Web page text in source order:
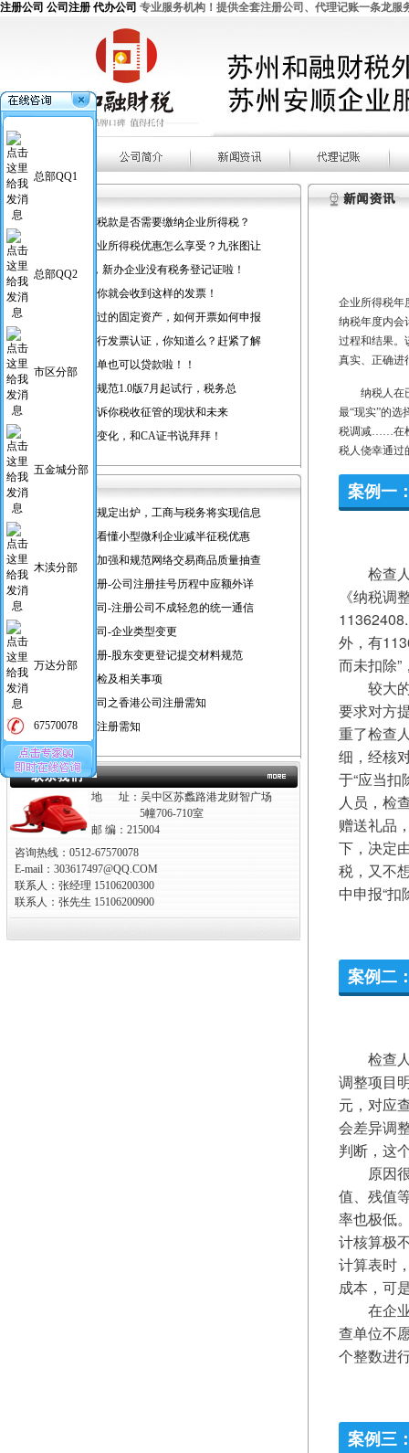
注册公司 公司注册 代办公司 专业服务机构！提供全套注册公司、代理记账一条龙服
总部QQ1
总部QQ2
市区分部
五金城分部
木渎分部
万达分部
67570078
企业出口退税款是否需要缴纳企业所得税？
小型微利企业所得税优惠怎么享受？九张图让
10月1日起，新办企业没有税务登记证啦！
不久时间，你就会收到这样的发票！
处置已使用过的固定资产，如何开票如何申报
手机可以进行发票认证，你知道么？赶紧了解
号外！凭税单也可以贷款啦！！
国地税合作规范1.0版7月起试行，税务总
一组漫画告诉你税收征管的现状和未来
国税登录新变化，和CA证书说拜拜！
注销公司新规定出炉，工商与税务将实现信息
一张图让你看懂小型微利企业减半征税优惠
工商总局拟加强和规范网络交易商品质量抽查
苏州公司注册-公司注册挂号历程中应额外详
苏州注册公司-注册公司不成轻忽的统一通信
苏州注册公司-企业类型变更
苏州公司注册-股东变更登记提交材料规范
苏州工商年检及相关事项
代办苏州公司之香港公司注册需知
苏州分公司注册需知
地 址：吴中区苏蠡路港龙财智广场
5幢706-710室
邮 编：215004
咨询热线：0512-67570078
E-mail：303617497@QQ.COM
联系人：张经理 15106200300
联系人：张先生 15106200900
企业所得税年
纳税年度内会
过程和结果。
真实、正确进
纳税人在已
最“现实”的选
税调减……在
税人侥幸通过
案例一
检查人
《纳税调
外，有
而未扣除”
较大的
要求对方
重了检查
细，经核
于“应当扣
人员，检
赠送礼品
下，决定
税，又不
中申报“
案例二
检查人
调整项目
元，对应
会差异调
判断，这
原因很
值、残值
率也极低
计核算极
计算表时
成本，可
在企业
查单位不
个整数进
案例三